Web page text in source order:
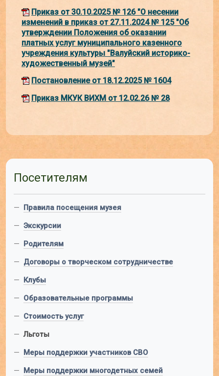
Приказ от 30.10.2025 № 126 "О несении
изменений в приказ от 27.11.2024 № 125 "Об
утверждении Положения об оказании
платных услуг муниципального казенного
учреждения культуры "Валуйский историко-
художественный музей"
Постановление от 18.12.2025 № 1604
Приказ МКУК ВИХМ от 12.02.26 № 28
Посетителям
— Правила посещения музея
— Экскурсии
— Родителям
— Договоры о творческом сотрудничестве
— Клубы
— Образовательные программы
— Стоимость услуг
— Льготы
— Меры поддержки участников СВО
— Меры поддержки многодетных семей